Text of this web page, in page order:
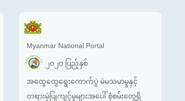
Myanmar National Portal
၂၀၂၀ ပြည့်နှစ်
အထွေထွေရွေးကောက်ပွဲ မဲမသမာမှုနှင့်
တရားမဲ့ပြုကျင့်မှုများအပေါ် စုံစမ်းတွေ့ရှိ